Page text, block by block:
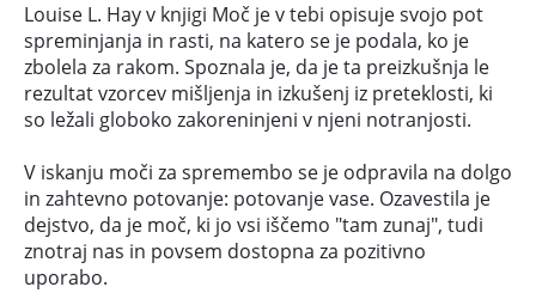
Louise L. Hay v knjigi Moč je v tebi opisuje svojo pot
spreminjanja in rasti, na katero se je podala, ko je
zbolela za rakom. Spoznala je, da je ta preizkušnja le
rezultat vzorcev mišljenja in izkušenj iz preteklosti, ki
so ležali globoko zakoreninjeni v njeni notranjosti.
V iskanju moči za spremembo se je odpravila na dolgo
in zahtevno potovanje: potovanje vase. Ozavestila je
dejstvo, da je moč, ki jo vsi iščemo "tam zunaj", tudi
znotraj nas in povsem dostopna za pozitivno
uporabo.